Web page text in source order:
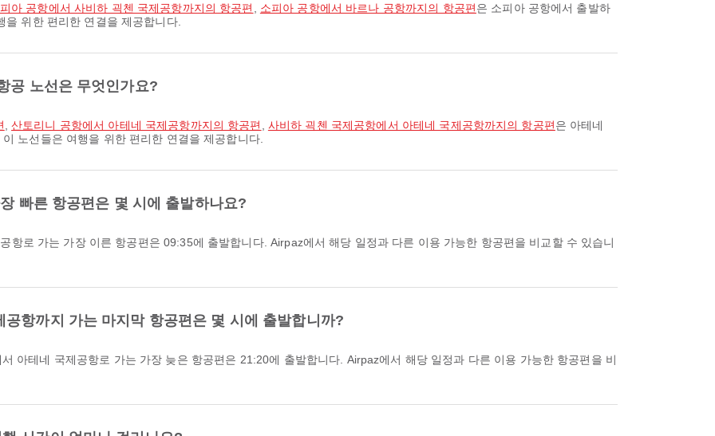
아 공항에서 사비하 괵첸 국제공항까지의 항공편 소피아 공항에서 바르나 공항까지의 항공편은 소피아 공항에서 출발하
위한 편리한 연결을 제공합니다.
공 노선은 무엇인가요?
,산토리니 공항에서 아테네 국제공항까지의 항공편 사비하 괵첸 국제공항에서 아테네 국제공항까지의 항공편은 아테네
노선들은 여행을 위한 편리한 연결을 제공합니다.
빠른 항공편은 몇 시에 출발하나요?
항까지 가는 마지막 항공편은 몇 시에 출발합니까?